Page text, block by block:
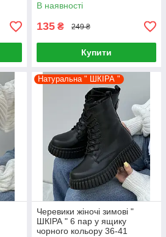
В наявності
135 ₴ 249 ₴
Купити
Натуральна " ШКІРА "
Черевики жіночі зимові "
ШКІРА " 6 пар у ящику
чорного кольору 36-41